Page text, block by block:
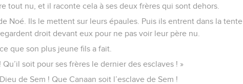
tout nu, et il raconte cela à ses deux frères qui sont dehors.
Noé. Ils le mettent sur leurs épaules. Puis ils entrent dans la tente
droit devant eux pour ne pas voir leur père nu.
que son plus jeune fils a fait.
soit pour ses frères le dernier des esclaves ! »
de Sem ! Que Canaan soit l’esclave de Sem !